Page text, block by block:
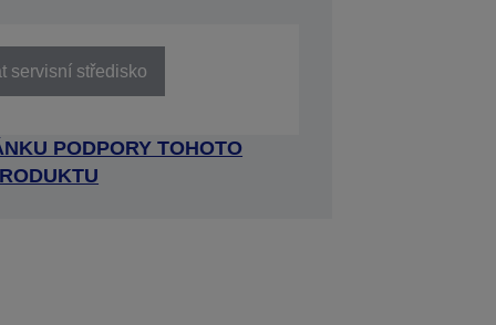
servisní středisko
PODPORY TOHOTO